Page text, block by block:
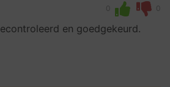
0 0
en goedgekeurd.